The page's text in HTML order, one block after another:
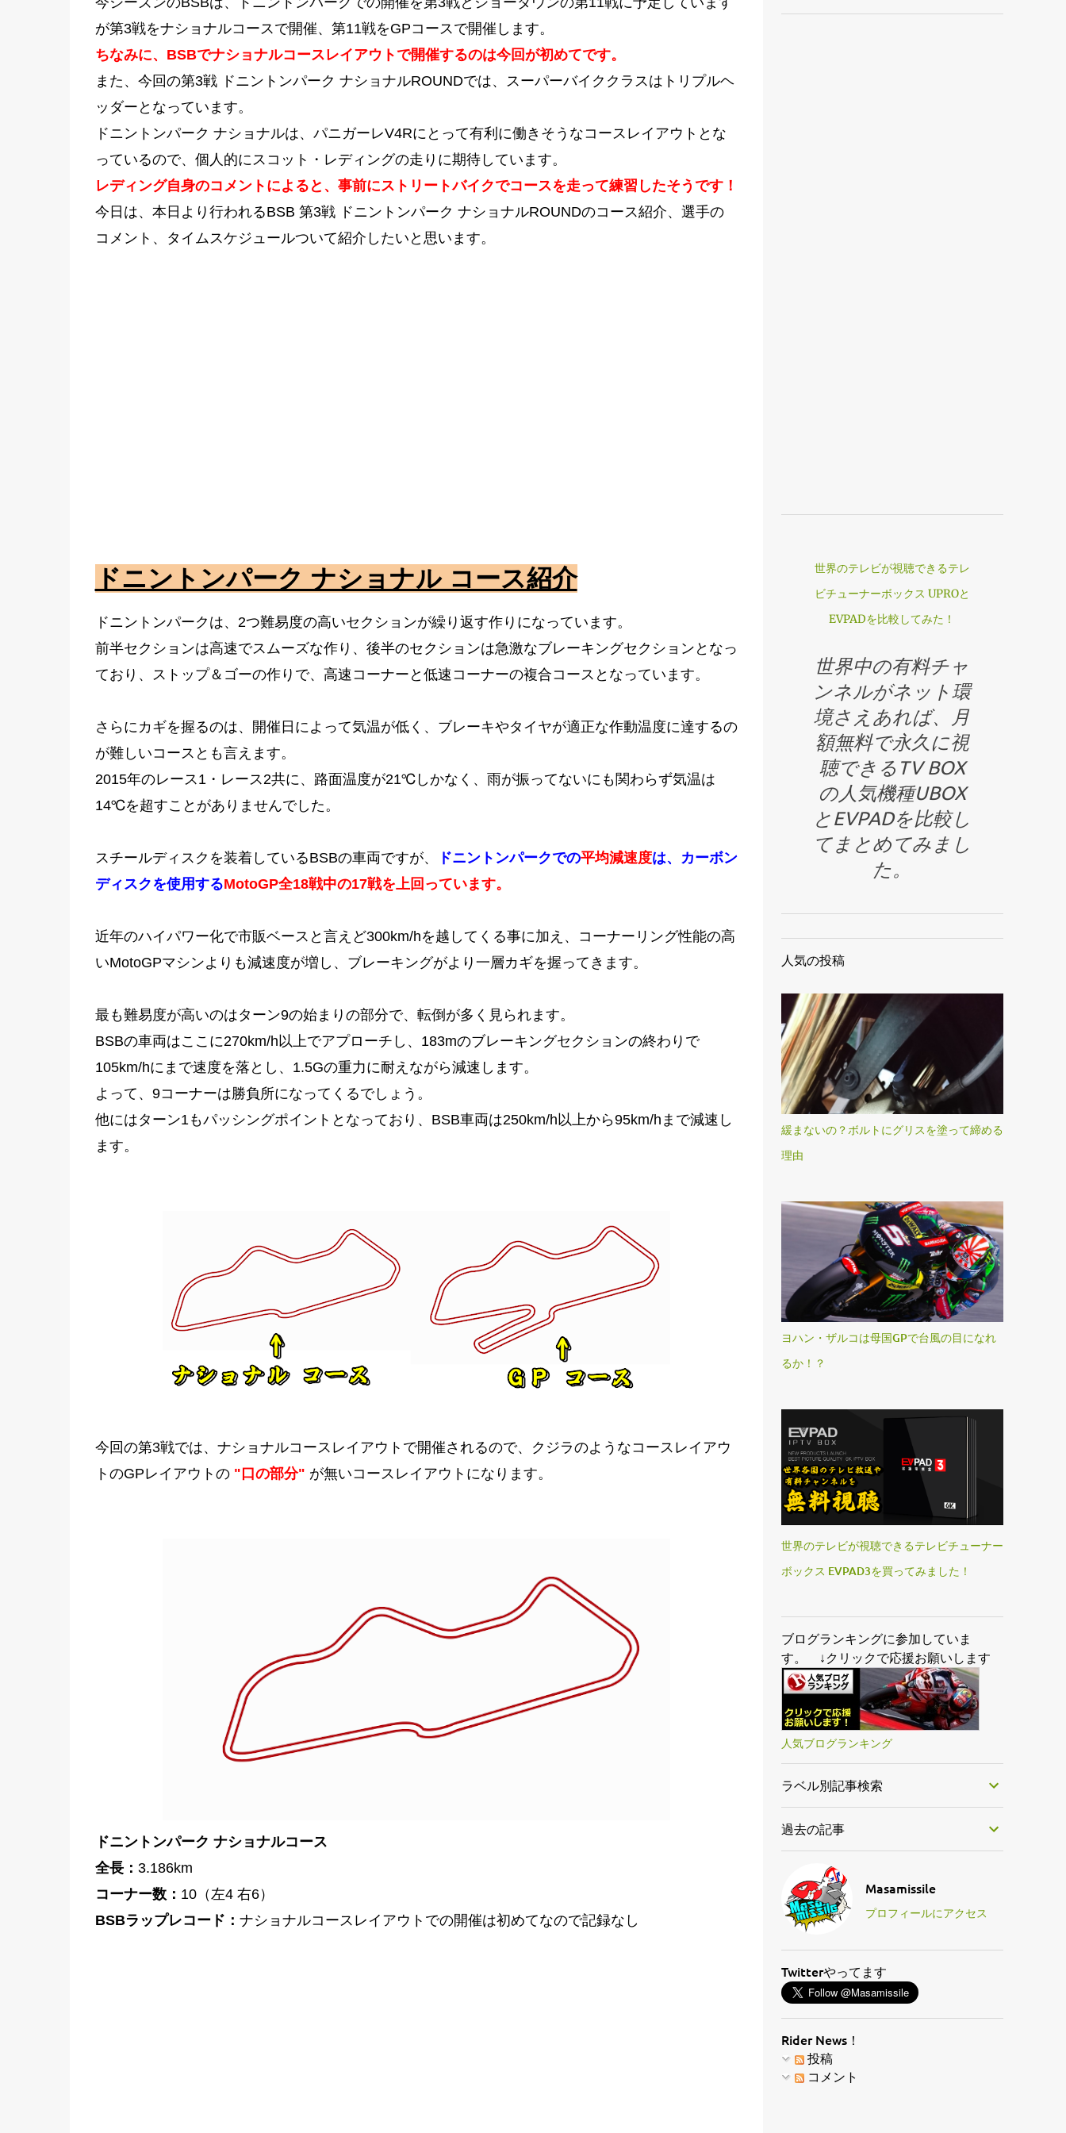
が第3戦をナショナルコースで開催、第11戦をGPコースで開催します。
ちなみに、BSBでナショナルコースレイアウトで開催するのは今回が初めてです。
また、今回の第3戦 ドニントンパーク ナショナルROUNDでは、スーパーバイククラスはトリプルヘ
ッダーとなっています。
ドニントンパーク ナショナルは、パニガーレV4Rにとって有利に働きそうなコースレイアウトとな
っているので、個人的にスコット・レディングの走りに期待しています。
レディング自身のコメントによると、事前にストリートバイクでコースを走って練習したそうです！
今日は、本日より行われるBSB 第3戦 ドニントンパーク ナショナルROUNDのコース紹介、選手の
コメント、タイムスケジュールついて紹介したいと思います。
ドニントンパーク ナショナル コース紹介
ドニントンパークは、2つ難易度の高いセクションが繰り返す作りになっています。
前半セクションは高速でスムーズな作り、後半のセクションは急激なブレーキングセクションとなっ
ており、ストップ＆ゴーの作りで、高速コーナーと低速コーナーの複合コースとなっています。
さらにカギを握るのは、開催日によって気温が低く、ブレーキやタイヤが適正な作動温度に達するの
が難しいコースとも言えます。
2015年のレース1・レース2共に、路面温度が21℃しかなく、雨が振ってないにも関わらず気温は
14℃を超すことがありませんでした。
スチールディスクを装着しているBSBの車両ですが、 ドニントンパークでの平均減速度は、カーボン
ディスクを使用するMotoGP全18戦中の17戦を上回っています。
近年のハイパワー化で市販ベースと言えど300km/hを越してくる事に加え、コーナーリング性能の高
いMotoGPマシンよりも減速度が増し、ブレーキングがより一層カギを握ってきます。
最も難易度が高いのはターン9の始まりの部分で、転倒が多く見られます。
BSBの車両はここに270km/h以上でアプローチし、183mのブレーキングセクションの終わりで
105km/hにまで速度を落とし、1.5Gの重力に耐えながら減速します。
よって、9コーナーは勝負所になってくるでしょう。
他にはターン1もパッシングポイントとなっており、BSB車両は250km/h以上から95km/hまで減速し
ます。
今回の第3戦では、ナショナルコースレイアウトで開催されるので、クジラのようなコースレイアウ
トのGPレイアウトの "口の部分" が無いコースレイアウトになります。
ドニントンパーク ナショナルコース
全長： 3.186km
コーナー数： 10（左4 右6）
BSBラップレコード： ナショナルコースレイアウトでの開催は初めてなので記録なし
世界のテレビが視聴できるテレ
ビチューナーボックス UPROと
EVPADを比較してみた！
世界中の有料チャ
ンネルがネット環
境さえあれば、月
額無料で永久に視
聴できるTV BOX
の人気機種UBOX
とEVPADを比較し
てまとめてみまし
た。
人気の投稿
緩まないの？ボルトにグリスを塗って締める
理由
ヨハン・ザルコは母国GPで台風の目になれ
るか！？
世界のテレビが視聴できるテレビチューナー
ボックス EVPAD3を買ってみました！
ブログランキングに参加していま
す。 ↓クリックで応援お願いします
人気ブログランキング
ラベル別記事検索
過去の記事
Masamissile
プロフィールにアクセス
Twitterやってます
Rider News！
投稿
コメント